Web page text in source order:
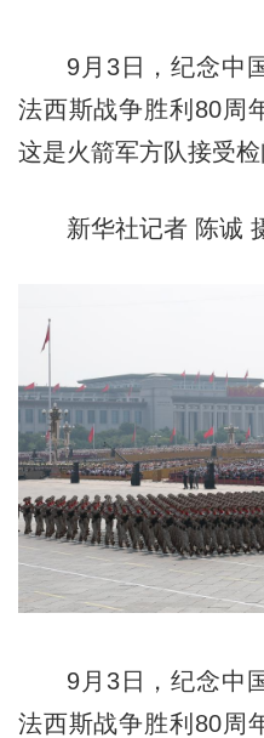
9月3日，纪念中国
法西斯战争胜利80周
这是火箭军方队接受检
新华社记者 陈诚
9月3日，纪念中国
法西斯战争胜利80周